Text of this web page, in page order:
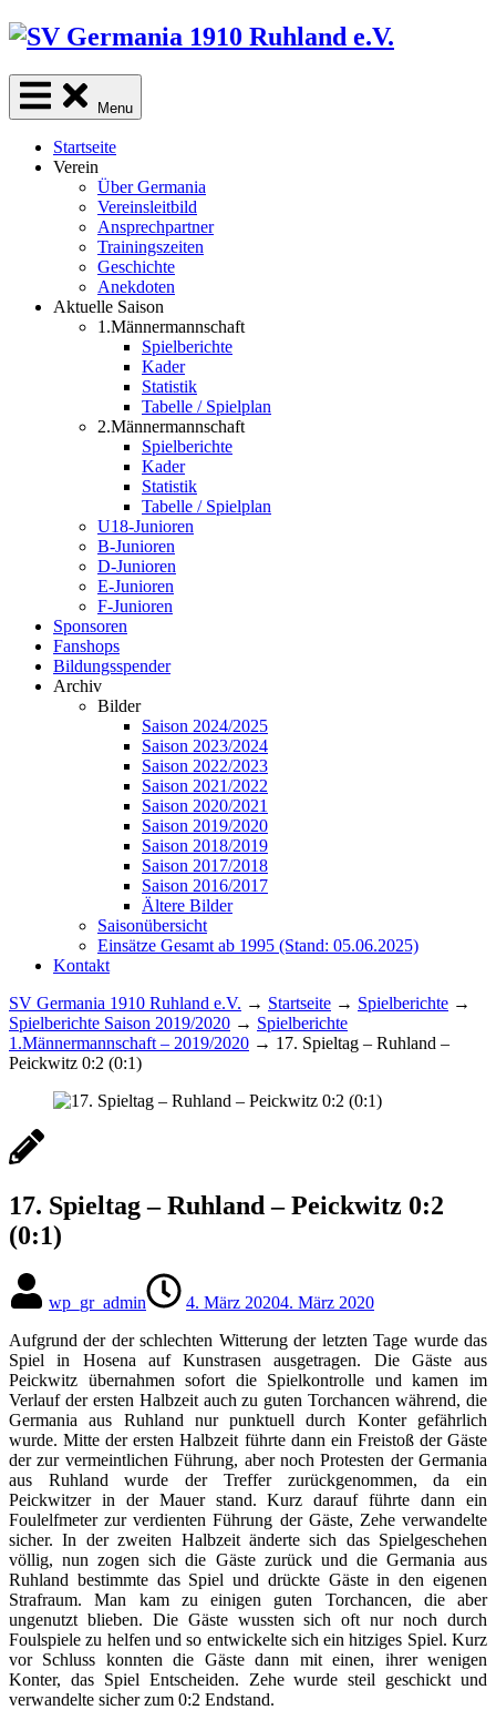
Skip
content
Menu
Startseite
Verein
Über Germania
Vereinsleitbild
Ansprechpartner
Trainingszeiten
Geschichte
Anekdoten
Aktuelle Saison
1.Männermannschaft
Spielberichte
Kader
Statistik
Tabelle / Spielplan
2.Männermannschaft
Spielberichte
Kader
Statistik
Tabelle / Spielplan
U18-Junioren
B-Junioren
D-Junioren
E-Junioren
F-Junioren
Sponsoren
Fanshops
Bildungsspender
Archiv
Bilder
Saison 2024/2025
Saison 2023/2024
Saison 2022/2023
Saison 2021/2022
Saison 2020/2021
Saison 2019/2020
Saison 2018/2019
Saison 2017/2018
Saison 2016/2017
Ältere Bilder
Saisonübersicht
Einsätze Gesamt ab 1995 (Stand: 05.06.2025)
Kontakt
SV Germania 1910 Ruhland e.V. → Startseite → Spielberichte →
Spielberichte Saison 2019/2020 → Spielberichte
1.Männermannschaft – 2019/2020 → 17. Spieltag – Ruhland –
Peickwitz 0:2 (0:1)
17. Spieltag – Ruhland – Peickwitz 0:2
(0:1)
wp_gr_admin 4. März 20204. März 2020
Aufgrund der der schlechten Witterung der letzten Tage wurde das
Spiel in Hosena auf Kunstrasen ausgetragen. Die Gäste aus
Peickwitz übernahmen sofort die Spielkontrolle und kamen im
Verlauf der ersten Halbzeit auch zu guten Torchancen während, die
Germania aus Ruhland nur punktuell durch Konter gefährlich
wurde. Mitte der ersten Halbzeit führte dann ein Freistoß der Gäste
der zur vermeintlichen Führung, aber noch Protesten der Germania
aus Ruhland wurde der Treffer zurückgenommen, da ein
Peickwitzer in der Mauer stand. Kurz darauf führte dann ein
Foulelfmeter zur verdienten Führung der Gäste, Zehe verwandelte
sicher. In der zweiten Halbzeit änderte sich das Spielgeschehen
völlig, nun zogen sich die Gäste zurück und die Germania aus
Ruhland bestimmte das Spiel und drückte Gäste in den eigenen
Strafraum. Man kam zu einigen guten Torchancen, die aber
ungenutzt blieben. Die Gäste wussten sich oft nur noch durch
Foulspiele zu helfen und so entwickelte sich ein hitziges Spiel. Kurz
vor Schluss konnten die Gäste dann mit einen, ihrer wenigen
Konter, das Spiel Entscheiden. Zehe wurde steil geschickt und
verwandelte sicher zum 0:2 Endstand.